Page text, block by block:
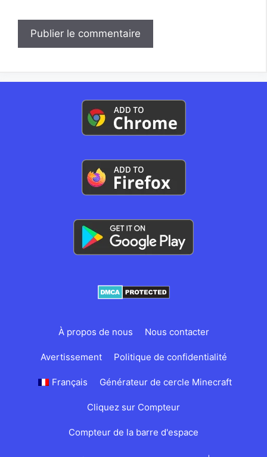
À propos de nous Nous contacter
Avertissement Politique de confidentialité
Français Générateur de cercle Minecraft
Cliquez sur Compteur
Compteur de la barre d'espace